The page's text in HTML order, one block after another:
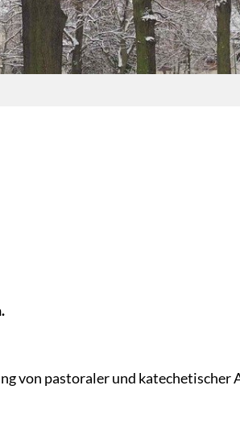
von pastoraler und katechetischer